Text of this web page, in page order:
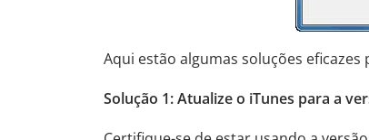
Aqui estão algumas soluções
Solução 1: Atualize o iTunes para a